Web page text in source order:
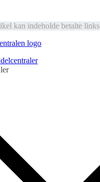
kan indeholde betalte links